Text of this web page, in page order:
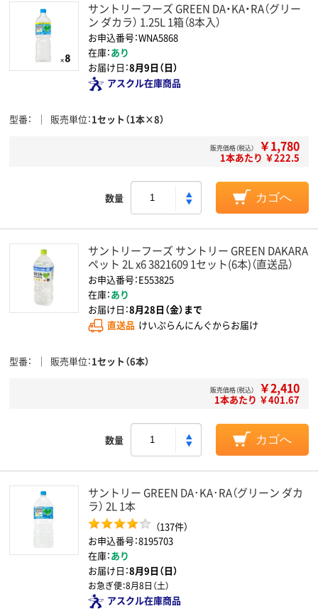
サントリーフーズ GREEN DA・KA・RA（グリー
ン ダカラ） 1.25L 1箱（8本入）
お申込番号：WNA5868
在庫：あり
お届け日：8月9日（日）
アスクル在庫商品
型番 販売単位 1セット（1本×8）
販売価格（税込） ￥1,780
1本あたり ￥222.5
数量 カゴへ
サントリーフーズ サントリー GREEN DAKARA
ペット 2L x6 3821609 1セット(6本)（直送品）
お申込番号：E553825
在庫：あり
お届け日：8月28日（金）まで
直送品 けいぷらんにんぐからお届け
型番 販売単位 1セット（6本）
販売価格（税込） ￥2,410
1本あたり ￥401.67
数量 カゴへ
サントリー GREEN DA･KA･RA（グリーン ダカ
ラ） 2L 1本
（137件）
お申込番号：8195703
在庫：あり
お届け日：8月9日（日）
お急ぎ便：8月8日（土）
アスクル在庫商品